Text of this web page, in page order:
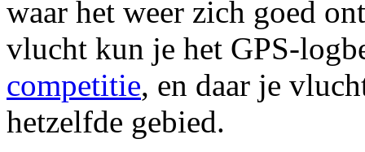
waar het weer zich goed
vlucht kun je het GPS-
competitie, en daar je
hetzelfde gebied.